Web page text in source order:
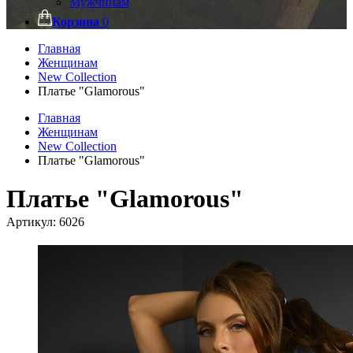
Корзина 0
Главная
Женщинам
New Collection
Платье "Glamorous"
Главная
Женщинам
New Collection
Платье "Glamorous"
Платье "Glamorous"
Артикул: 6026